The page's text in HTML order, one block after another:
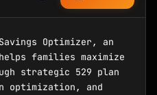
Optimizer, an
families maximize
strategic 529 plan
optimization, and